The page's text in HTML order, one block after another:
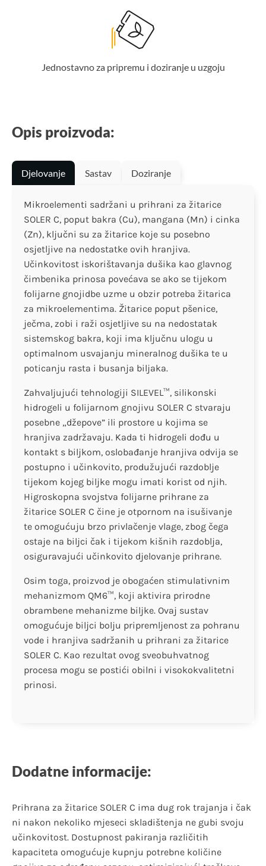
Jednostavno za pripremu i doziranje u uzgoju
Opis proizvoda:
Djelovanje Sastav Doziranje
Mikroelementi sadržani u prihrani za žitarice
SOLER C, poput bakra (Cu), mangana (Mn) i cinka
(Zn), ključni su za žitarice koje su posebno
osjetljive na nedostatke ovih hranjiva.
Učinkovitost iskorištavanja dušika kao glavnog
čimbenika prinosa povećava se ako se tijekom
folijarne gnojidbe uzme u obzir potreba žitarica
za mikroelementima. Žitarice poput pšenice,
ječma, zobi i raži osjetljive su na nedostatak
sistemskog bakra, koji ima ključnu ulogu u
optimalnom usvajanju mineralnog dušika te u
poticanju rasta i busanja biljaka.
Zahvaljujući tehnologiji SILEVEL™, silikonski
hidrogeli u folijarnom gnojivu SOLER C stvaraju
posebne „džepove” ili prostore u kojima se
hranjiva zadržavaju. Kada ti hidrogeli dođu u
kontakt s biljkom, oslobađanje hranjiva odvija se
postupno i učinkovito, produžujući razdoblje
tijekom kojeg biljke mogu imati korist od njih.
Higroskopna svojstva folijarne prihrane za
žitarice SOLER C čine je otpornom na isušivanje
te omogućuju brzo privlačenje vlage, zbog čega
ostaje na biljci čak i tijekom kišnih razdoblja,
osiguravajući učinkovito djelovanje prihrane.
Osim toga, proizvod je obogaćen stimulativnim
mehanizmom QM6™, koji aktivira prirodne
obrambene mehanizme biljke. Ovaj sustav
omogućuje biljci bolju pripremljenost za pohranu
vode i hranjiva sadržanih u prihrani za žitarice
SOLER C. Kao rezultat ovog sveobuhvatnog
procesa mogu se postići obilni i visokokvalitetni
prinosi.
Dodatne informacije:
Prihrana za žitarice SOLER C ima dug rok trajanja i čak
ni nakon nekoliko mjeseci skladištenja ne gubi svoju
učinkovitost. Dostupnost pakiranja različitih
kapaciteta omogućuje kupnju potrebne količine